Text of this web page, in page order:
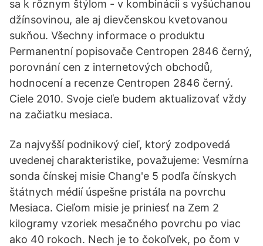
sa k rôznym štýlom - v kombinácii s vyšúchanou
džínsovinou, ale aj dievčenskou kvetovanou
sukňou. Všechny informace o produktu
Permanentní popisovače Centropen 2846 černý,
porovnání cen z internetových obchodů,
hodnocení a recenze Centropen 2846 černý.
Ciele 2010. Svoje cieľe budem aktualizovať vždy
na začiatku mesiaca.
Za najvyšší podnikový cieľ, ktorý zodpovedá
uvedenej charakteristike, považujeme: Vesmírna
sonda čínskej misie Chang'e 5 podľa čínskych
štátnych médií úspešne pristála na povrchu
Mesiaca. Cieľom misie je priniesť na Zem 2
kilogramy vzoriek mesačného povrchu po viac
ako 40 rokoch. Nech je to čokoľvek, po čom v